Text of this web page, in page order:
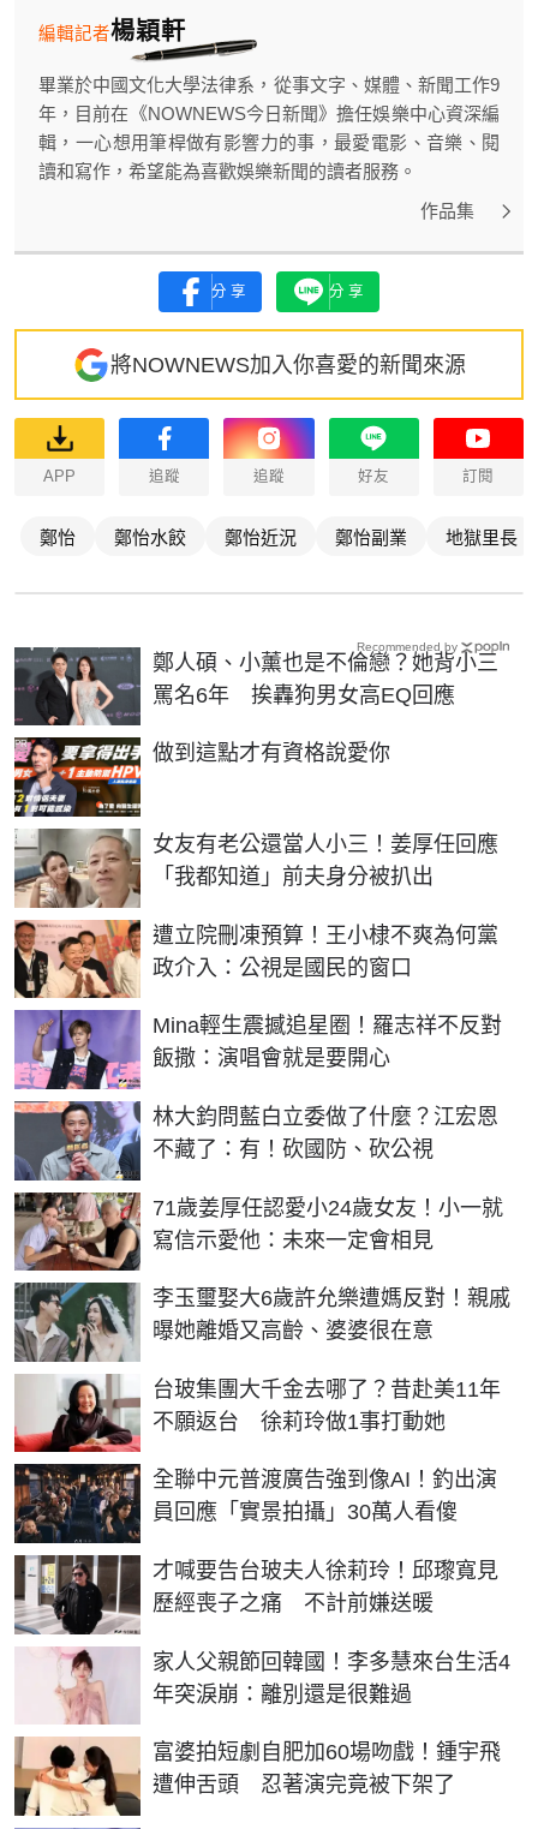
楊穎軒
編輯記者
畢業於中國文化大學法律系，從事文字、媒體、新聞工作9
年，目前在《NOWNEWS今日新聞》擔任娛樂中心資深編
輯，一心想用筆桿做有影響力的事，最愛電影、音樂、閱
讀和寫作，希望能為喜歡娛樂新聞的讀者服務。
作品集
分享 分享
將NOWNEWS加入你喜愛的新聞來源
APP 追蹤 追蹤 好友 訂閱
鄭怡 鄭怡水餃 鄭怡近況 鄭怡副業 地獄里長
鄭人碩、小薰也是不倫戀？她背小三
罵名6年 挨轟狗男女高EQ回應
做到這點才有資格說愛你
PR
女友有老公還當人小三！姜厚任回應
「我都知道」前夫身分被扒出
遭立院刪凍預算！王小棣不爽為何黨
政介入：公視是國民的窗口
Mina輕生震撼追星圈！羅志祥不反對
飯撒：演唱會就是要開心
林大鈞問藍白立委做了什麼？江宏恩
不藏了：有！砍國防、砍公視
71歲姜厚任認愛小24歲女友！小一就
寫信示愛他：未來一定會相見
李玉璽娶大6歲許允樂遭媽反對！親戚
曝她離婚又高齡、婆婆很在意
台玻集團大千金去哪了？昔赴美11年
不願返台 徐莉玲做1事打動她
全聯中元普渡廣告強到像AI！釣出演
員回應「實景拍攝」30萬人看傻
才喊要告台玻夫人徐莉玲！邱瓈寬見
歷經喪子之痛 不計前嫌送暖
家人父親節回韓國！李多慧來台生活4
年突淚崩：離別還是很難過
富婆拍短劇自肥加60場吻戲！鍾宇飛
遭伸舌頭 忍著演完竟被下架了
Recommended by